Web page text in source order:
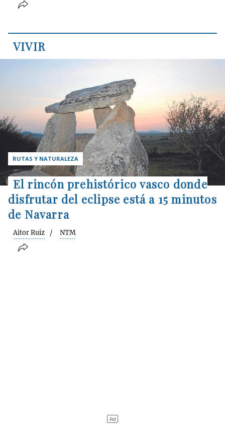
VIVIR
RUTAS Y NATURALEZA
El rincón prehistórico vasco donde
disfrutar del eclipse está a 15 minutos
de Navarra
Aitor Ruiz NTM